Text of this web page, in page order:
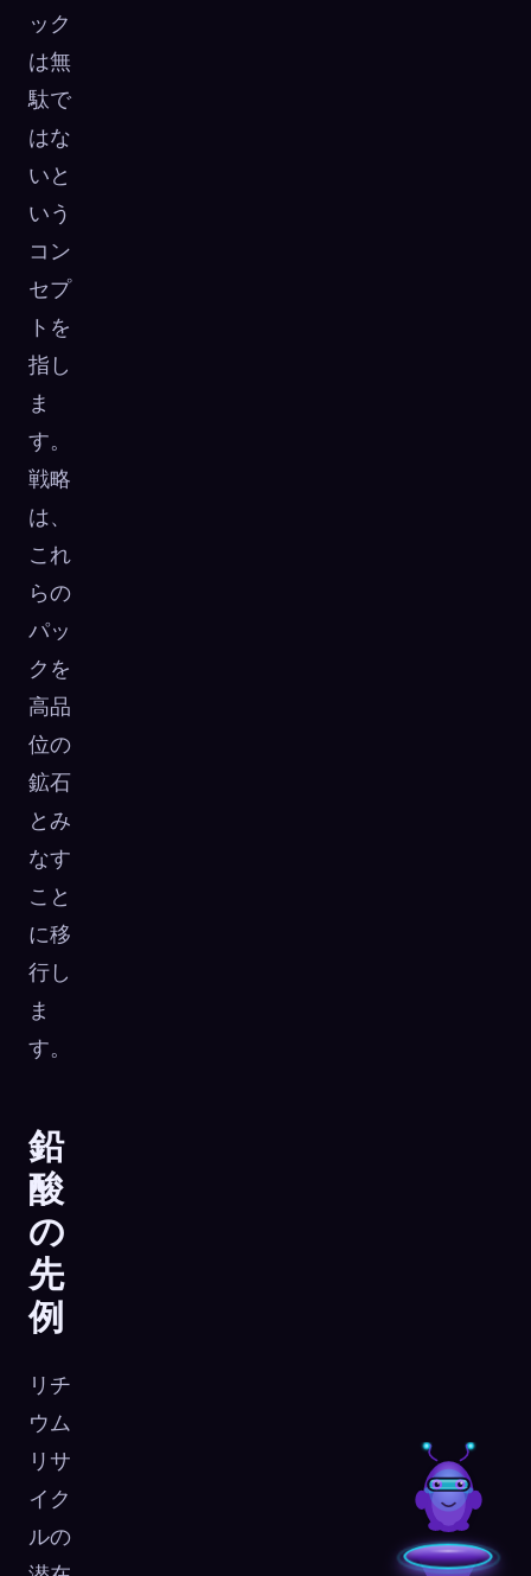
ック
は無
駄で
はな
いと
いう
コン
セプ
トを
指し
ま
す。
戦略
は、
これ
らの
パッ
クを
高品
位の
鉱石
とみ
なす
こと
に移
行し
ま
す。
鉛
酸
の
先
例
リチ
ウム
リサ
イク
ルの